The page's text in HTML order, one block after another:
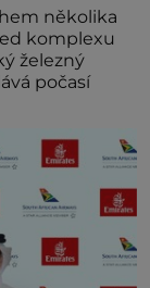
několika
komplexu
železný
počasí